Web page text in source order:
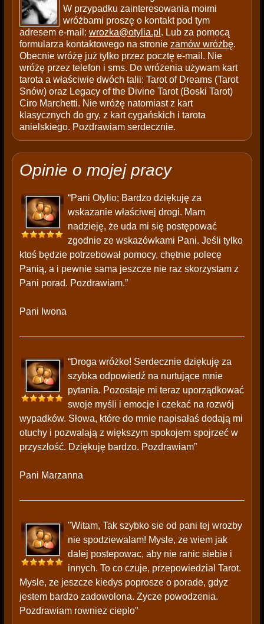
W przypadku zainteresowania moimi
wróżbami proszę o kontakt pod tym
adresem e-mail: wrozka@otylia.pl . Lub za pomocą
formularza kontaktowego na stronie zamów wróżbę.
Obecnie wróżę już tylko przez pocztę e-mail. Nie
wróżę przez telefon i sms. Do wróżenia używam kart
tarota a właściwie dwóch talii: Tarot of Dreams (Tarot
Snów) oraz Legacy of the Divine Tarot (Boski Tarot)
Ciro Marchetti. Nie wróżę natomiast z kart
klasycznych do gry, z kart cygańskich i tarota
anielskiego. Pozdrawiam serdecznie.
Opinie o mojej pracy
“Pani Otylio; Bardzo dziękuję za
wskazanie właściwej drogi. Mam
nadzieję, że uda mi się postępować
zgodnie ze wskazówkami Pani. Jeśli tylko
ktoś będzie potrzebował pomocy, chętnie polecę
Panią, a i pewnie sama jeszcze nie raz skorzystam z
Pani porad. Pozdrawiam.”
Pani Iwona
“Droga wróżko! Serdecznie dziękuję za
szybka odpowiedź na nurtujące mnie
pytania. Pozostaje mi teraz uporządkować
swoje myśli i emocje i czekać na rozwój
wypadków. Słowa, które do mnie napisałaś dodają mi
otuchy i pozwalają z większym spokojem spojrzeć w
przyszłość. Dziękuję bardzo. Pozdrawiam”
Pani Marzanna
"Witam, Tak szybko sie od pani tej wrozby
nie spodziewalam! Mysle, ze wiem jak
dalej postepowac, aby nie ranic siebie i
innych. To co czuje, przepowiedzial Tarot.
Mysle, ze jeszcze kiedys poprosze o porade, gdyz
jestem bardzo zadowolona. Zycze powodzenia.
Pozdrawiam rowniez cieplo"